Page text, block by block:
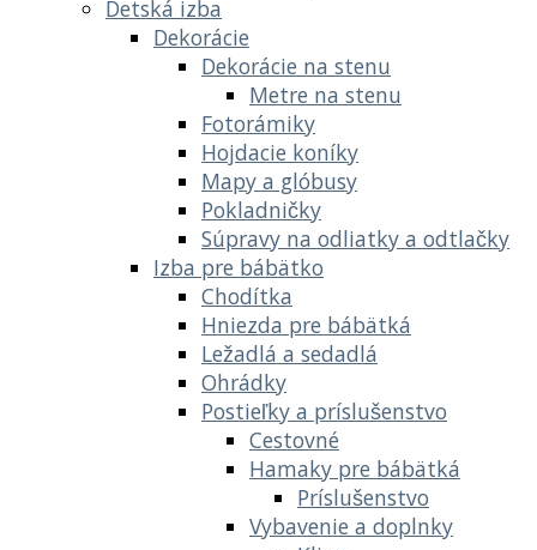
Detská izba
Dekorácie
Dekorácie na stenu
Metre na stenu
Fotorámiky
Hojdacie koníky
Mapy a glóbusy
Pokladničky
Súpravy na odliatky a odtlačky
Izba pre bábätko
Chodítka
Hniezda pre bábätká
Ležadlá a sedadlá
Ohrádky
Postieľky a príslušenstvo
Cestovné
Hamaky pre bábätká
Príslušenstvo
Vybavenie a doplnky